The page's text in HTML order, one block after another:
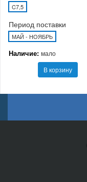
C7,5
Период поставки
МАЙ - НОЯБРЬ
Наличие: мало
В корзину